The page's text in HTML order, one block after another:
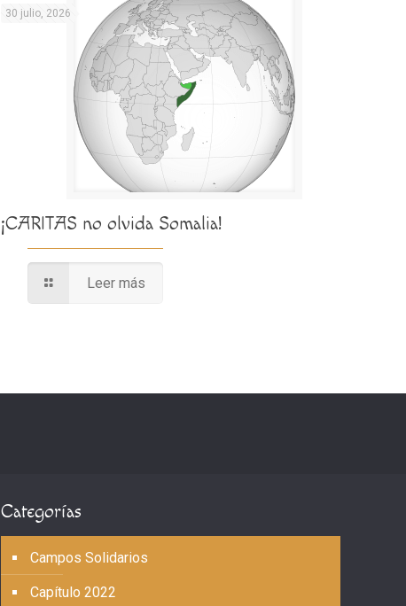
30 julio, 2026
¡CARITAS no olvida Somalia!
Leer más
Categorías
Campos Solidarios
Capítulo 2022